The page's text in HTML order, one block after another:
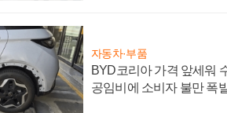
자동차·부품
BYD코리아 가격 앞세워
공임비에 소비자 불만 폭